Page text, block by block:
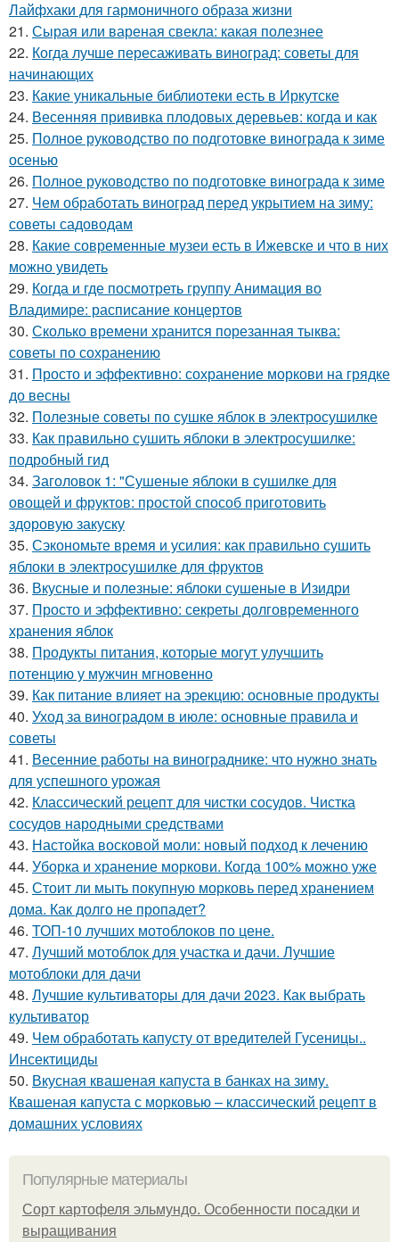
Лайфхаки для гармоничного образа жизни
21. Сырая или вареная свекла: какая полезнее
22. Когда лучше пересаживать виноград: советы для
начинающих
23. Какие уникальные библиотеки есть в Иркутске
24. Весенняя прививка плодовых деревьев: когда и как
25. Полное руководство по подготовке винограда к зиме
осенью
26. Полное руководство по подготовке винограда к зиме
27. Чем обработать виноград перед укрытием на зиму:
советы садоводам
28. Какие современные музеи есть в Ижевске и что в них
можно увидеть
29. Когда и где посмотреть группу Анимация во
Владимире: расписание концертов
30. Сколько времени хранится порезанная тыква:
советы по сохранению
31. Просто и эффективно: сохранение моркови на грядке
до весны
32. Полезные советы по сушке яблок в электросушилке
33. Как правильно сушить яблоки в электросушилке:
подробный гид
34. Заголовок 1: "Сушеные яблоки в сушилке для
овощей и фруктов: простой способ приготовить
здоровую закуску
35. Сэкономьте время и усилия: как правильно сушить
яблоки в электросушилке для фруктов
36. Вкусные и полезные: яблоки сушеные в Изидри
37. Просто и эффективно: секреты долговременного
хранения яблок
38. Продукты питания, которые могут улучшить
потенцию у мужчин мгновенно
39. Как питание влияет на эрекцию: основные продукты
40. Уход за виноградом в июле: основные правила и
советы
41. Весенние работы на винограднике: что нужно знать
для успешного урожая
42. Классический рецепт для чистки сосудов. Чистка
сосудов народными средствами
43. Настойка восковой моли: новый подход к лечению
44. Уборка и хранение моркови. Когда 100% можно уже
45. Стоит ли мыть покупную морковь перед хранением
дома. Как долго не пропадет?
46. ТОП-10 лучших мотоблоков по цене.
47. Лучший мотоблок для участка и дачи. Лучшие
мотоблоки для дачи
48. Лучшие культиваторы для дачи 2023. Как выбрать
культиватор
49. Чем обработать капусту от вредителей Гусеницы..
Инсектициды
50. Вкусная квашеная капуста в банках на зиму.
Квашеная капуста с морковью – классический рецепт в
домашних условиях
Популярные материалы
Сорт картофеля эльмундо. Особенности посадки и
выращивания